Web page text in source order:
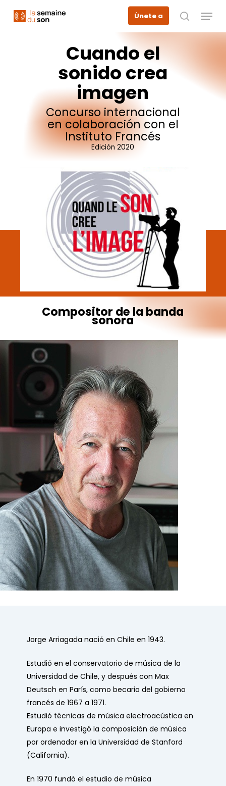
Únete a
busque en
Menu
Cuandoel
sonidocrea
imagen
Concursointernacional
en colaboración con el
InstitutoFrancés
Edición 2020
Compositor de labanda
sonora
Jorge Arriagada nació en Chile en 1943.
Estudió en el conservatorio de música de la
Universidad de Chile, y después con Max
Deutsch en París, como becario del gobierno
francés de 1967 a 1971.
Estudió técnicas de música electroacústica en
Europa e investigó la composición de música
por ordenador en la Universidad de Stanford
(California).
En 1970 fundó el estudio de música